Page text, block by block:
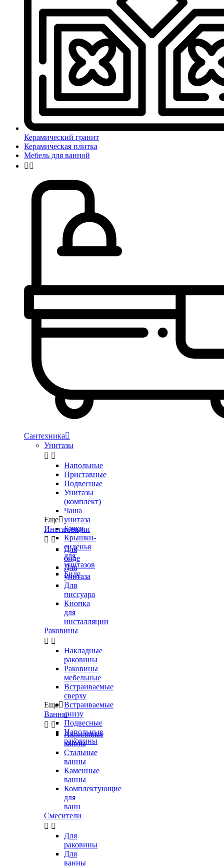
Керамический гранит
Керамическая плитка
Мебель для ванной
 
Сантехника
Унитазы
 
Напольные
Приставные
Подвесные
Унитазы
(комплект)
Чаша
унитаза
Бачки
Крышки-
сиденья
для
унитазов
Биде
Еще
Инсталляции
 
Для
биде
Для
унитаза
Для
писсуара
Кнопка
для
инсталляции
Раковины
 
Накладные
раковины
Раковины
мебельные
Встраиваемые
сверху
Встраиваемые
снизу
Подвесные
Напольные
раковины
Еще
Ванны
 
Акриловые
ванны
Стальные
ванны
Каменные
ванны
Комплектующие
для
ванн
Смесители
 
Для
раковины
Для
ванны